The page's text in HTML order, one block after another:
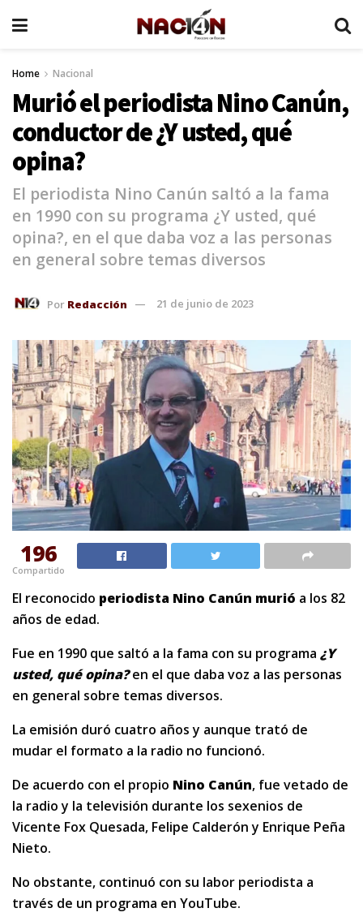
Home Nacional
Murió el periodista Nino Canún,
conductor de ¿Y usted, qué
opina?
El periodista Nino Canún saltó a la fama
en 1990 con su programa ¿Y usted, qué
opina?, en el que daba voz a las personas
en general sobre temas diversos
Por Redacción 21 de junio de 2023
196
Compartido
El reconocido periodista Nino Canún murió a los 82
años de edad.
Fue en 1990 que saltó a la fama con su programa ¿Y
usted, qué opina?en el que daba voz a las personas
en general sobre temas diversos.
La emisión duró cuatro años y aunque trató de
mudar el formato a la radio no funcionó.
De acuerdo con el propio Nino Canún, fue vetado de
la radio y la televisión durante los sexenios de
Vicente Fox Quesada, Felipe Calderón y Enrique Peña
Nieto.
No obstante, continuó con su labor periodista a
través de un programa en YouTube.